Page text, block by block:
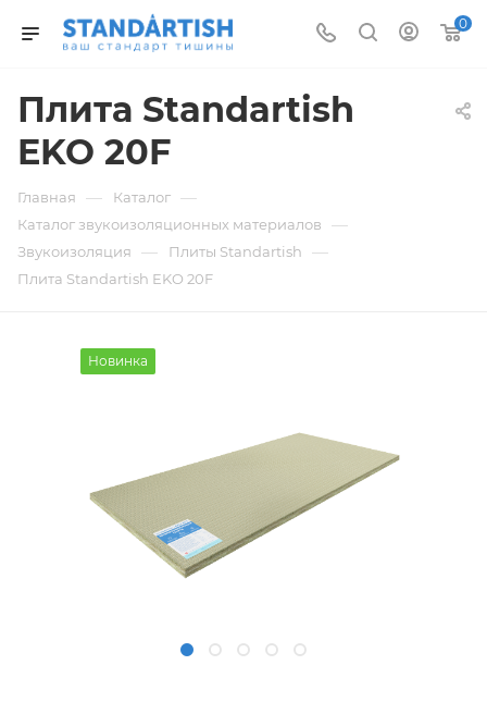
0
Плита Standartish
EKO 20F
Главная — Каталог —
Каталог звукоизоляционных материалов —
Звукоизоляция — Плиты Standartish —
Плита Standartish EKO 20F
Новинка